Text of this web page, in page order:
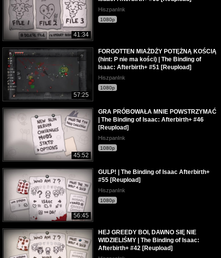
41:34
HiszpanInk
1080p
57:25
FORGOTTEN MIAŻDŻY POTĘŻNĄ KOŚCIĄ
(hint: P nie ma kości) | The Binding of
Isaac: Afterbirth+ #51 [Reupload]
HiszpanInk
1080p
45:52
GRA PRÓBOWAŁA MNIE POWSTRZYMAĆ
| The Binding of Isaac: Afterbirth+ #46
[Reupload]
HiszpanInk
1080p
56:45
GULP! | The Binding of Isaac Afterbirth+
#55 [Reupload]
HiszpanInk
1080p
HEJ GREEDY BOI, DAWNO SIĘ NIE
WIDZIELIŚMY | The Binding of Isaac:
Afterbirth+ #42 [Reupload]